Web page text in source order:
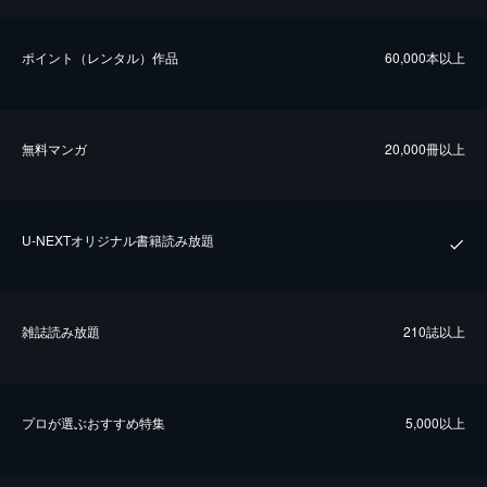
ポイント（レンタル）作品 60,000本以上
無料マンガ 20,000冊以上
U-NEXTオリジナル書籍読み放題
雑誌読み放題 210誌以上
プロが選ぶおすすめ特集 5,000以上